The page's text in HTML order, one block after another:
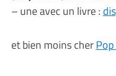
– une avec un livre :
et bien moins cher